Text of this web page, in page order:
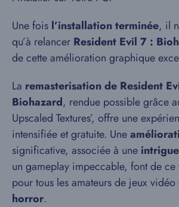
Une fois l’installation terminée, il
qu’à relancer Resident Evil 7 :
de cette amélioration graphique
La remasterisation de Resident
Biohazard, rendue possible grâce
Upscaled Textures’, offre une
intensifiée et gratuite. Une
significative, associée à une
un gameplay impeccable, font de ce
pour tous les amateurs de jeux vidéo
horror.